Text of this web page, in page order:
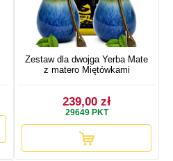
Zestaw dla dwojga Yerba Mate
z matero Miętówkami
239,00 zł
29649PKT